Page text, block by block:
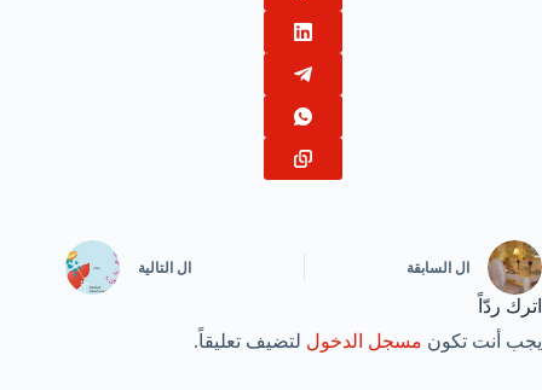
ال السابقة ال التالية
اترك ردّاً
يجب أنت تكون مسجل الدخول لتضيف تعليقاً.